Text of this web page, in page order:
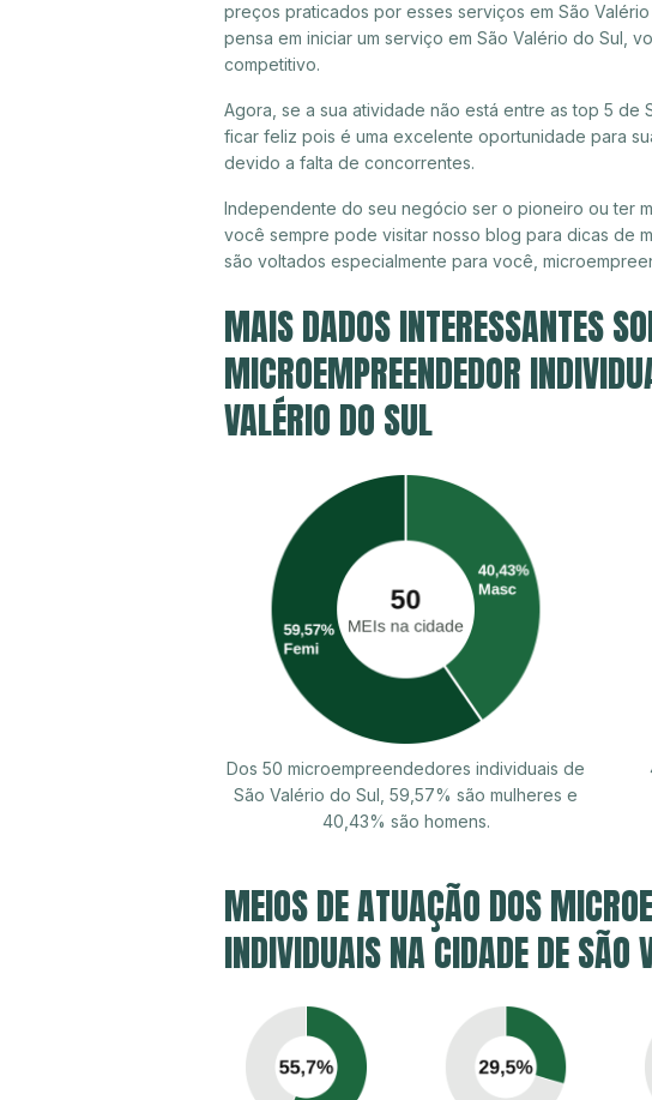
preços praticados por esses serviços em São
pensa em iniciar um serviço em São Valério do Sul,
competitivo.
Agora, se a sua atividade não está entre as top 5 de
ficar feliz pois é uma excelente oportunidade para
devido a falta de concorrentes.
Independente do seu negócio ser o pioneiro ou ter
você sempre pode visitar nosso blog para dicas de
são voltados especialmente para você,
MAIS DADOS INTERESSANTES
MICROEMPREENDEDOR
VALÉRIO DO SUL
Dos 50 microempreendedores individuais de
São Valério do Sul, 59,57% são mulheres e
40,43% são homens.
MEIOS DE ATUAÇÃO DOS
INDIVIDUAIS NA CIDADE DE SÃO